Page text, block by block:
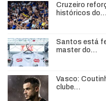
Cruzeiro
históricos do…
Santos está
master do…
Vasco:
clube…